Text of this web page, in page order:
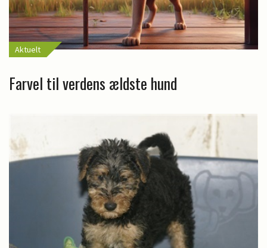
Aktuelt
Farvel til verdens ældste hund